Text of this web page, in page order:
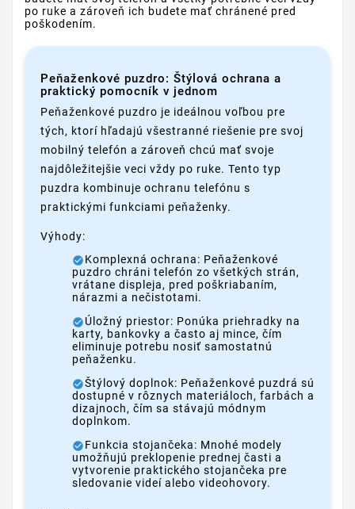
po ruke a zároveň ich budete mať chránené pred
poškodením.
Peňaženkové puzdro: Štýlová ochrana a
praktický pomocník v jednom
Peňaženkové puzdro je ideálnou voľbou pre
tých, ktorí hľadajú všestranné riešenie pre svoj
mobilný telefón a zároveň chcú mať svoje
najdôležitejšie veci vždy po ruke. Tento typ
puzdra kombinuje ochranu telefónu s
praktickými funkciami peňaženky.
Výhody:
Komplexná ochrana: Peňaženkové
puzdro chráni telefón zo všetkých strán,
vrátane displeja, pred poškriabaním,
nárazmi a nečistotami.
Úložný priestor: Ponúka priehradky na
karty, bankovky a často aj mince, čím
eliminuje potrebu nosiť samostatnú
peňaženku.
Štýlový doplnok: Peňaženkové puzdrá sú
dostupné v rôznych materiáloch, farbách a
dizajnoch, čím sa stávajú módnym
doplnkom.
Funkcia stojančeka: Mnohé modely
umožňujú preklopenie prednej časti a
vytvorenie praktického stojančeka pre
sledovanie videí alebo videohovory.